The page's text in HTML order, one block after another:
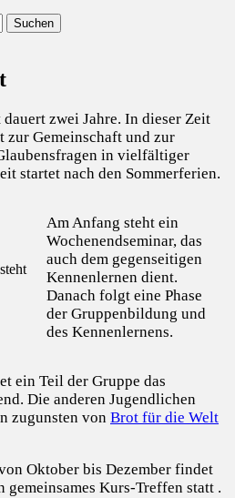
zwei Jahre. In dieser Zeit
Gemeinschaft und zur
in vielfältiger
startet nach den Sommerferien.
Am Anfang steht ein
Wochenendseminar, das
auch dem gegenseitigen
Kennenlernen dient.
Danach folgt eine Phase
der Gruppenbildung und
des Kennenlernens.
ein Teil der Gruppe das
Die anderen Jugendlichen
zugunsten von Brot für die Welt
Oktober bis Dezember findet
Kurs-Treffen statt .